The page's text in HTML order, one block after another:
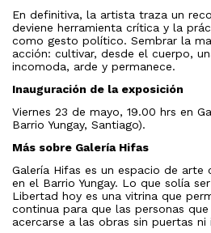
En definitiva, la artista traza un
deviene herramienta crítica y la
como gesto político. Sembrar la
acción: cultivar, desde el cuerpo,
incomoda, arde y permanece.
Inauguración de la exposición
Viernes 23 de mayo, 19.00 hrs en
Barrio Yungay, Santiago).
Más sobre Galería Hifas
Galería Hifas es un espacio de arte
en el Barrio Yungay. Lo que solía
Libertad hoy es una vitrina que
continua para que las personas
acercarse a las obras sin puertas ni